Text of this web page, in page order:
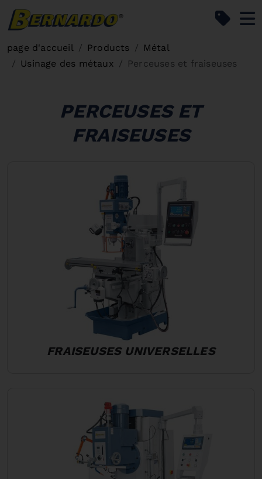
page d'accueil Products
Métal
Usinage des métaux
Perceuses et fraiseuses
PERCEUSES ET
FRAISEUSES
FRAISEUSES UNIVERSELLES